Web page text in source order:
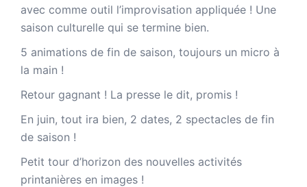
avec comme outil l’improvisation appliquée ! Une
saison culturelle qui se termine bien.
5 animations de fin de saison, toujours un micro à
la main !
Retour gagnant ! La presse le dit, promis !
En juin, tout ira bien, 2 dates, 2 spectacles de fin
de saison !
Petit tour d’horizon des nouvelles activités
printanières en images !